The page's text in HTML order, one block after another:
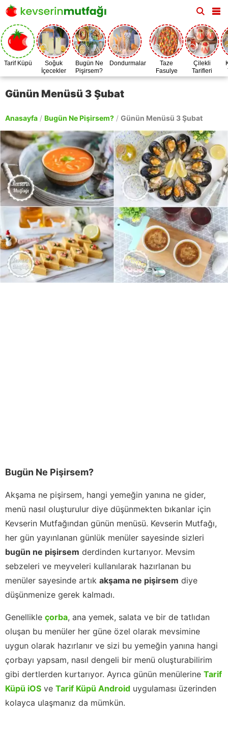
Tarif Küpü
Soğuk
İçecekler
Bugün Ne
Pişirsem?
Dondurmalar
Taze
Fasulye
Zamanı
Çilekli
Tarifleri
Günün Menüsü 3 Şubat
Anasayfa / Bugün Ne Pişirsem? / Günün Menüsü 3 Şubat
Bugün Ne Pişirsem?
Akşama ne pişirsem, hangi yemeğin yanına ne gider,
menü nasıl oluşturulur diye düşünmekten bıkanlar için
Kevserin Mutfağından günün menüsü. Kevserin Mutfağı,
her gün yayınlanan günlük menüler sayesinde sizleri
bugün ne pişirsem derdinden kurtarıyor. Mevsim
sebzeleri ve meyveleri kullanılarak hazırlanan bu
menüler sayesinde artık akşama ne pişirsem diye
düşünmenize gerek kalmadı.
Genellikle çorba, ana yemek, salata ve bir de tatlıdan
oluşan bu menüler her güne özel olarak mevsimine
uygun olarak hazırlanır ve sizi bu yemeğin yanına hangi
çorbayı yapsam, nasıl dengeli bir menü oluşturabilirim
gibi dertlerden kurtarıyor. Ayrıca günün menülerine Tarif
Küpü iOS ve Tarif Küpü Android uygulaması üzerinden
kolayca ulaşmanız da mümkün.